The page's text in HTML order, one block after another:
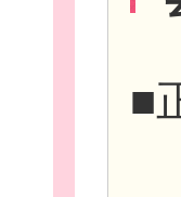
■